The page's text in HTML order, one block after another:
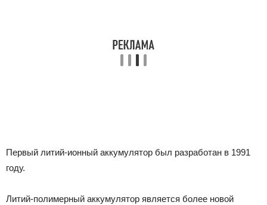
Первый литий-ионный аккумулятор был разработан в 1991
году.
Литий-полимерный аккумулятор является более новой